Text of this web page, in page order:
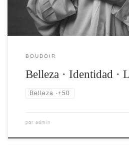
BOUDOIR
Belleza · Identidad ·
Belleza ·+50
por admin